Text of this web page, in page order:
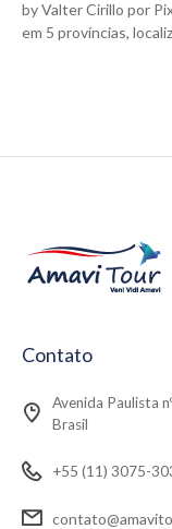
by Valter Cirillo por
em 5 províncias,
Contato
Avenida Paulista
Brasil
+55 (11) 3075-